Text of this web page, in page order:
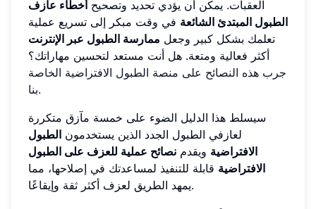
العقبات. يمكن أن يؤدي تحديد وتصحيحأخطاء عازف
الطبول المبتدئ الشائعة في وقت مبكر إلى تسريع عملية
تعلمك بشكل كبير وجعل ممارسة الطبول عبر الإنترنت
أكثر فعالية ومتعة. هل أنت مستعد لتحسين مهاراتك؟
جرب هذه النصائح على منصة الطبول الافتراضية الخاصة
بنا.
سيسلط هذا الدليل الضوء على خمسة مآزق متكررة
لعازفي الطبول الجدد الذين يستخدمون الطبول
الافتراضية ويقدم نصائح عملية للعزف على الطبول
الافتراضية قابلة للتنفيذ لمساعدتك في إصلاحها، مما
يمهد الطريق لعزف أكثر ثقة وإيقاعًا.